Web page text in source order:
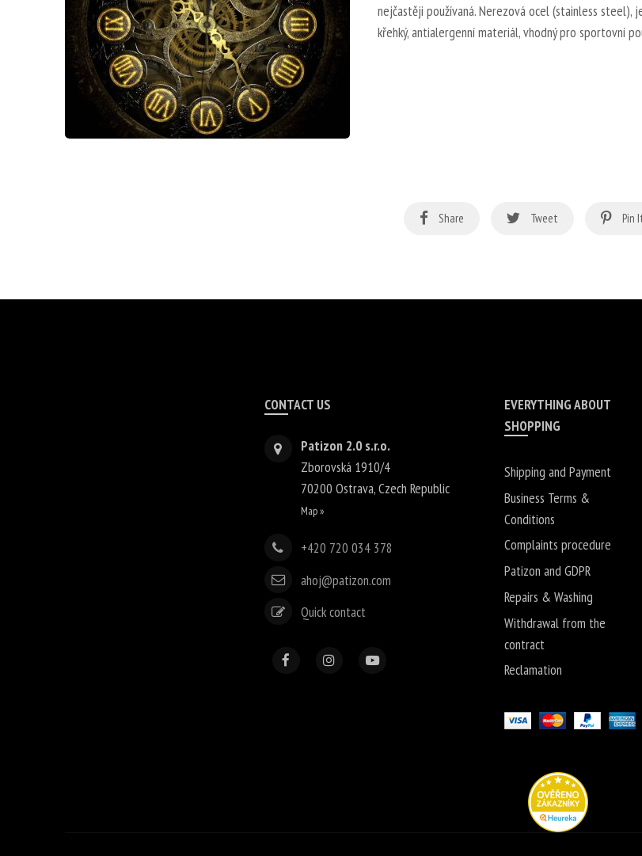
nejčastěji používaná. Nerezová ocel (stainless steel),
křehký, antialergenní materiál, vhodný pro sportovní
Share Tweet Pin
CONTACT US
Patizon 2.0 s.r.o.
Zborovská 1910/4
70200Ostrava,Czech Republic
Map »
+420 720 034 378
ahoj@patizon.com
Quick contact
EVERYTHING ABOUT
SHOPPING
Shipping and Payment
Business Terms &
Conditions
Complaints procedure
Patizon and GDPR
Repairs & Washing
Withdrawal from the
contract
Reclamation